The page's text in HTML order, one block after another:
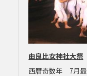
由良比女神社大祭
西暦奇数年 7月